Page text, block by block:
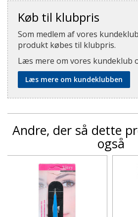
Køb til klubpris
Som medlem af vores
produkt købes til klubpris.
Læs mere om vores kundeklub
Læs mere om kundeklubben
Andre, der så dette
også